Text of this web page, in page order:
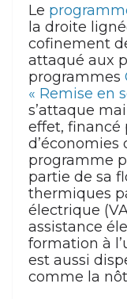
Le
la droite
cofinement
attaqué aux
programmes
« Remise en
s’attaque
effet, financé
d’économies
programme
partie de sa
thermiques
électrique
assistance
formation à
est aussi
comme la